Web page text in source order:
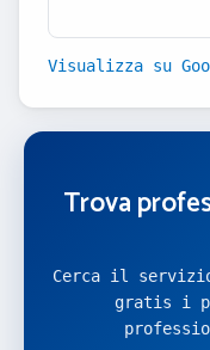
Visualizza su
Trova
Cerca il
gratis i